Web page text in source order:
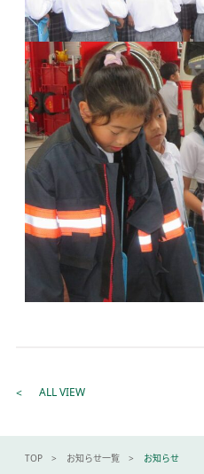
ALL VIEW
TOP お知らせ一覧 お知らせ